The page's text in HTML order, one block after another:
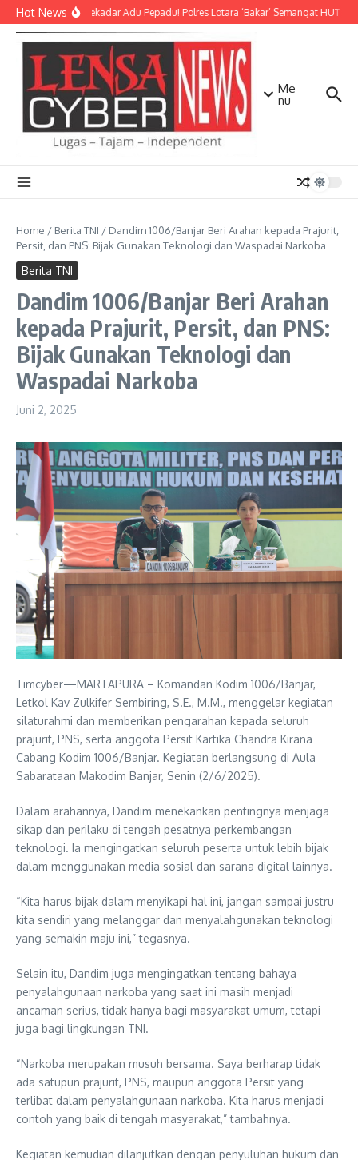
Lewati ke konten
Hot NewsBukan Sekadar Adu Pepadu! Polres Lotara ‘Bakar’ Semangat HUT
Me
nu
Home / Berita TNI / Dandim 1006/Banjar Beri Arahan kepada Prajurit,
Persit, dan PNS: Bijak Gunakan Teknologi dan Waspadai Narkoba
Berita TNI
Dandim 1006/Banjar Beri Arahan
kepada Prajurit, Persit, dan PNS:
Bijak Gunakan Teknologi dan
Waspadai Narkoba
Juni 2, 2025
Timcyber—MARTAPURA – Komandan Kodim 1006/Banjar,
Letkol Kav Zulkifer Sembiring, S.E., M.M., menggelar kegiatan
silaturahmi dan memberikan pengarahan kepada seluruh
prajurit, PNS, serta anggota Persit Kartika Chandra Kirana
Cabang Kodim 1006/Banjar. Kegiatan berlangsung di Aula
Sabarataan Makodim Banjar, Senin (2/6/2025).
Dalam arahannya, Dandim menekankan pentingnya menjaga
sikap dan perilaku di tengah pesatnya perkembangan
teknologi. Ia mengingatkan seluruh peserta untuk lebih bijak
dalam menggunakan media sosial dan sarana digital lainnya.
“Kita harus bijak dalam menyikapi hal ini, jangan sampai justru
kita sendiri yang melanggar dan menyalahgunakan teknologi
yang semakin maju ini,” tegasnya.
Selain itu, Dandim juga mengingatkan tentang bahaya
penyalahgunaan narkoba yang saat ini masih menjadi
ancaman serius, tidak hanya bagi masyarakat umum, tetapi
juga bagi lingkungan TNI.
“Narkoba merupakan musuh bersama. Saya berharap tidak
ada satupun prajurit, PNS, maupun anggota Persit yang
terlibat dalam penyalahgunaan narkoba. Kita harus menjadi
contoh yang baik di tengah masyarakat,” tambahnya.
Kegiatan kemudian dilanjutkan dengan penyuluhan hukum dan